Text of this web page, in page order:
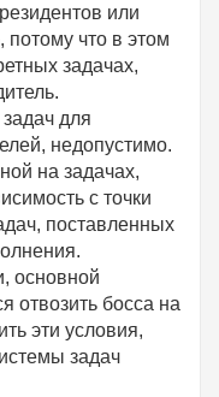
или
потому что в этом
задачах,
для
недопустимо.
на задачах,
с точки
поставленных
основной
отвозить босса на
эти условия,
задач